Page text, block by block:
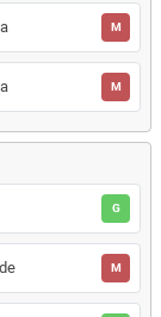
M
M
G
M